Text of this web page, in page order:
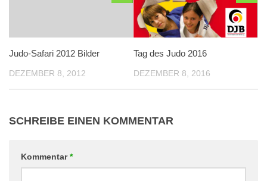
Judo-Safari 2012 Bilder
DEZEMBER 8, 2012
Tag des Judo 2016
DEZEMBER 8, 2016
SCHREIBE EINEN KOMMENTAR
Kommentar*